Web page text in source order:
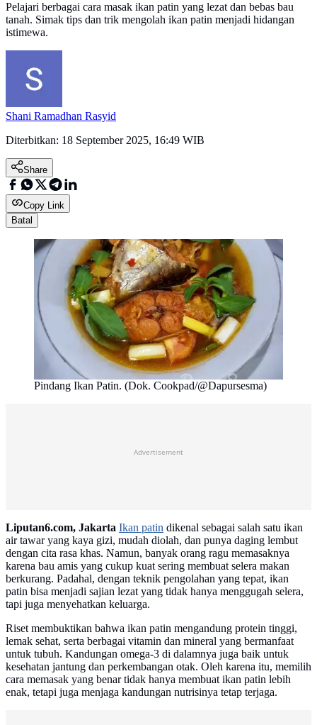
Pelajari berbagai cara masak ikan patin yang lezat dan bebas bau
tanah. Simak tips dan trik mengolah ikan patin menjadi hidangan
istimewa.
Shani Ramadhan Rasyid
Diterbitkan: 18 September 2025, 16:49 WIB
Share
Copy Link
Batal
Pindang Ikan Patin. (Dok. Cookpad/@Dapursesma)
Advertisement
Liputan6.com, Jakarta Ikan patin dikenal sebagai salah satu ikan
air tawar yang kaya gizi, mudah diolah, dan punya daging lembut
dengan cita rasa khas. Namun, banyak orang ragu memasaknya
karena bau amis yang cukup kuat sering membuat selera makan
berkurang. Padahal, dengan teknik pengolahan yang tepat, ikan
patin bisa menjadi sajian lezat yang tidak hanya menggugah selera,
tapi juga menyehatkan keluarga.
Riset membuktikan bahwa ikan patin mengandung protein tinggi,
lemak sehat, serta berbagai vitamin dan mineral yang bermanfaat
untuk tubuh. Kandungan omega-3 di dalamnya juga baik untuk
kesehatan jantung dan perkembangan otak. Oleh karena itu, memilih
cara memasak yang benar tidak hanya membuat ikan patin lebih
enak, tetapi juga menjaga kandungan nutrisinya tetap terjaga.